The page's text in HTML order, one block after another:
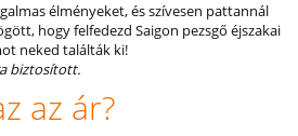
élményeket, és szívesen pattannál
hogy felfedezd Saigon pezsgő éjszakai
neked találták ki!
biztosított.
az ár?